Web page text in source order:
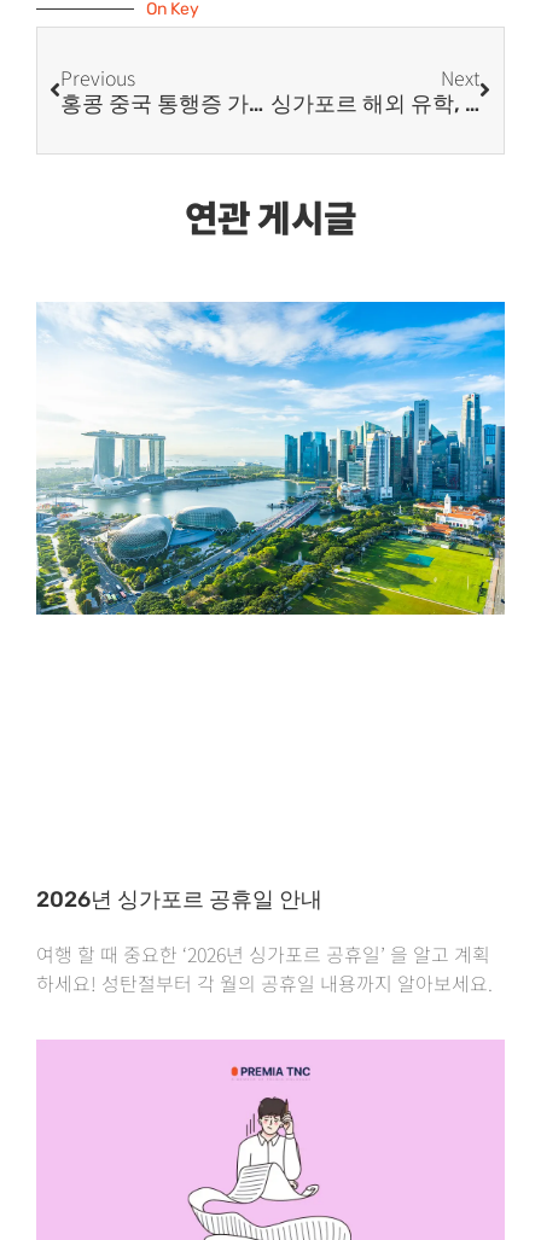
On Key
Previous
홍콩 중국 통행증 가이드 (홍콩 영주권자 통행증 발급 가능!)
Next
싱가포르 해외 유학, 싱가포르 대표 대학교 소개합니다!
연관 게시글
2026년 싱가포르 공휴일 안내
여행 할 때 중요한 ‘2026년 싱가포르 공휴일’ 을 알고 계획
하세요! 성탄절부터 각 월의 공휴일 내용까지 알아보세요.